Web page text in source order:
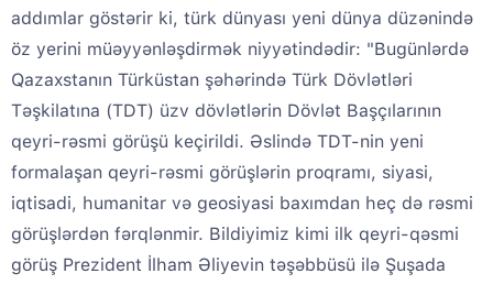
addımlar göstərir ki, türk dünyası yeni dünya düzənində
öz yerini müəyyənləşdirmək niyyətindədir: "Bugünlərdə
Qazaxstanın Türküstan şəhərində Türk Dövlətləri
Təşkilatına (TDT) üzv dövlətlərin Dövlət Başçılarının
qeyri-rəsmi görüşü keçirildi. Əslində TDT-nin yeni
formalaşan qeyri-rəsmi görüşlərin proqramı, siyasi,
iqtisadi, humanitar və geosiyasi baxımdan heç də rəsmi
görüşlərdən fərqlənmir. Bildiyimiz kimi ilk qeyri-qəsmi
görüş Prezident İlham Əliyevin təşəbbüsü ilə Şuşada